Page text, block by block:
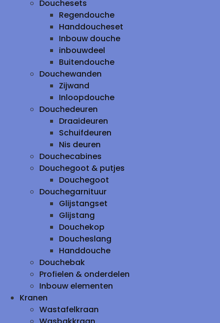
Douchesets
Regendouche
Handdoucheset
Inbouw douche
inbouwdeel
Buitendouche
Douchewanden
Zijwand
Inloopdouche
Douchedeuren
Draaideuren
Schuifdeuren
Nis deuren
Douchecabines
Douchegoot & putjes
Douchegoot
Douchegarnituur
Glijstangset
Glijstang
Douchekop
Doucheslang
Handdouche
Douchebak
Profielen & onderdelen
Inbouw elementen
Kranen
Wastafelkraan